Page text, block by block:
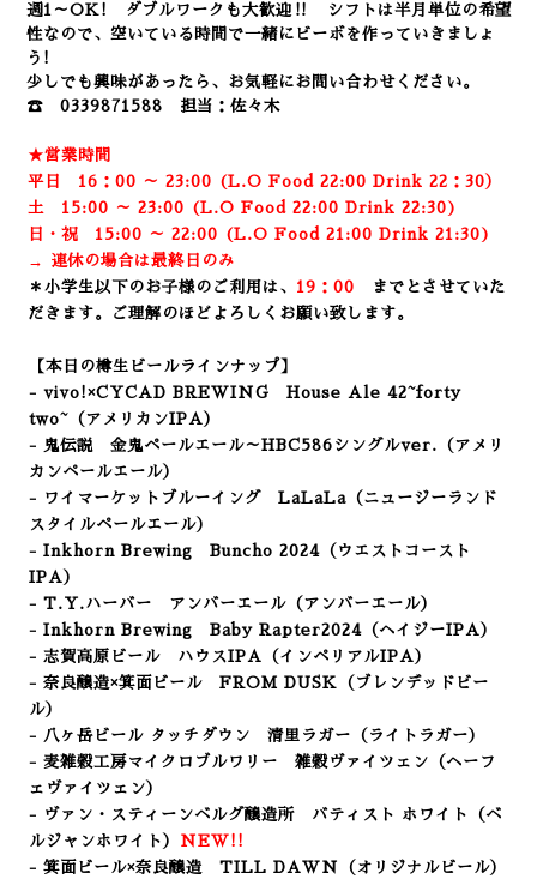
週1～OK! ダブルワークも大歓迎‼ シフトは半月単位の希望
性なので、空いている時間で一緒にビーボを作っていきましょ
う!
少しでも興味があったら、お気軽にお問い合わせください。
☎ 0339871588 担当：佐々木
★営業時間
平日 16：00 ～ 23:00 (L.O Food 22:00 Drink 22：30）
土 15:00 ～ 23:00 (L.O Food 22:00 Drink 22:30)
日・祝 15:00 ～ 22:00 (L.O Food 21:00 Drink 21:30)
→ 連休の場合は最終日のみ
＊小学生以下のお子様のご利用は、 19：00
までとさせていた
だきます。ご理解のほどよろしくお願い致します。
【本日の樽生ビールラインナップ】
- vivo!×CYCAD BREWING House Ale 42~forty
two~（アメリカンIPA）
- 鬼伝説 金鬼ペールエール～HBC586シングルver.（アメリ
カンペールエール）
- ワイマーケットブルーイング LaLaLa （ニュージーランド
スタイルペールエール）
- Inkhorn Brewing Buncho 2024 （ウエストコースト
IPA）
- T.Y.ハーバー アンバーエール（アンバーエール）
- Inkhorn Brewing Baby Rapter2024 （ヘイジーIPA）
- 志賀高原ビール ハウスIPA（インペリアルIPA）
- 奈良醸造×箕面ビール FROM DUSK（ブレンデッドビー
ル）
- 八ヶ岳ビール タッチダウン 清里ラガー（ライトラガー）
- 麦雑穀工房マイクロブルワリー 雑穀ヴァイツェン（ヘーフ
ェヴァイツェン）
- ヴァン・スティーンベルグ醸造所 バティスト ホワイト（ ベ
ルジャンホワイト） NEW!!
- 箕面ビール×奈良醸造 TILL DAWN（オリジナルビール）